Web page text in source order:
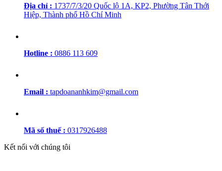
Địa chỉ : 1737/7/3/20 Quốc lộ 1A, KP2, Phường Tân Thới
Hiệp, Thành phố Hồ Chí Minh
Hotline : 0886 113 609
Email : tapdoananhkim@gmail.com
Mã số thuế : 0317926488
Kết nối với chúng tôi